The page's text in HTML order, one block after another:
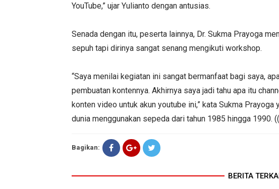
YouTube,” ujar Yulianto dengan antusias.
Senada dengan itu, peserta lainnya, Dr. Sukma Prayoga
sepuh tapi dirinya sangat senang mengikuti workshop.
“Saya menilai kegiatan ini sangat bermanfaat bagi saya,
pembuatan kontennya. Akhirnya saya jadi tahu apa itu
konten video untuk akun youtube ini,” kata Sukma
dunia menggunakan sepeda dari tahun 1985 hingga 1990.
Bagikan:
BERITA